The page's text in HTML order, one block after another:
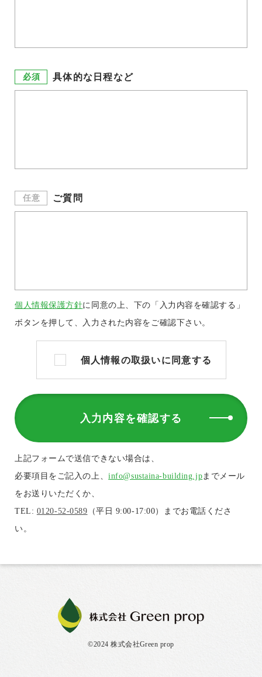
必須 具体的な日程など
任意 ご質問
個人情報保護方針に同意の上、下の「入力内容を確認する」
ボタンを押して、入力された内容をご確認下さい。
個人情報の取扱いに同意する
入力内容を確認する
上記フォームで送信できない場合は、
必要項目をご記入の上、info@sustaina-building.jpまでメール
をお送りいただくか、
TEL: 0120-52-0589 （平日 9:00-17:00）までお電話くださ
い。
©2024 株式会社Green prop